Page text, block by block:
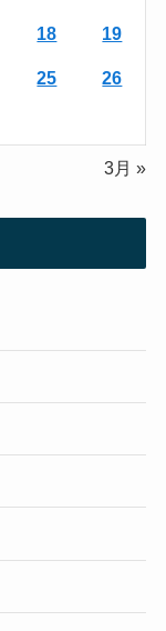
18 19
25 26
3月 »